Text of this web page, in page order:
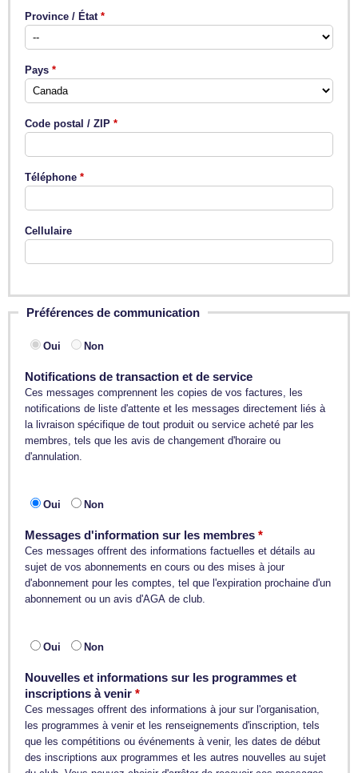
Province / État
Pays
Code postal / ZIP
Téléphone
Cellulaire
Préférences de communication
Oui Non
Notifications de transaction et de service
Ces messages comprennent les copies de vos factures, les
notifications de liste d'attente et les messages directement liés à
la livraison spécifique de tout produit ou service acheté par les
membres, tels que les avis de changement d'horaire ou
d'annulation.
Oui Non
Messages d'information sur les membres
Ces messages offrent des informations factuelles et détails au
sujet de vos abonnements en cours ou des mises à jour
d'abonnement pour les comptes, tel que l'expiration prochaine d'un
abonnement ou un avis d'AGA de club.
Oui Non
Nouvelles et informations sur les programmes et
inscriptions à venir
Ces messages offrent des informations à jour sur l'organisation,
les programmes à venir et les renseignements d'inscription, tels
que les compétitions ou événements à venir, les dates de début
des inscriptions aux programmes et les autres nouvelles au sujet